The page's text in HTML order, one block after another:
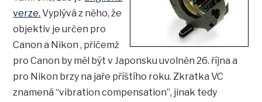
verze. Vyplývá z něho, že
objektiv je určen pro
Canon a Nikon , přičemž
pro Canon by měl být v Japonsku uvolněn 26. října a
pro Nikon brzy na jaře příštího roku. Zkratka VC
znamená “vibration compensation”, jinak tedy